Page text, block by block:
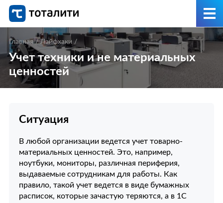
Главная/Лайфхаки /
Учет техники и не материальных
ценностей
Ситуация
В любой организации ведется учет товарно-
материальных ценностей. Это, например,
ноутбуки, мониторы, различная периферия,
выдаваемые сотрудникам для работы. Как
правило, такой учет ведется в виде бумажных
расписок, которые зачастую теряются, а в 1С